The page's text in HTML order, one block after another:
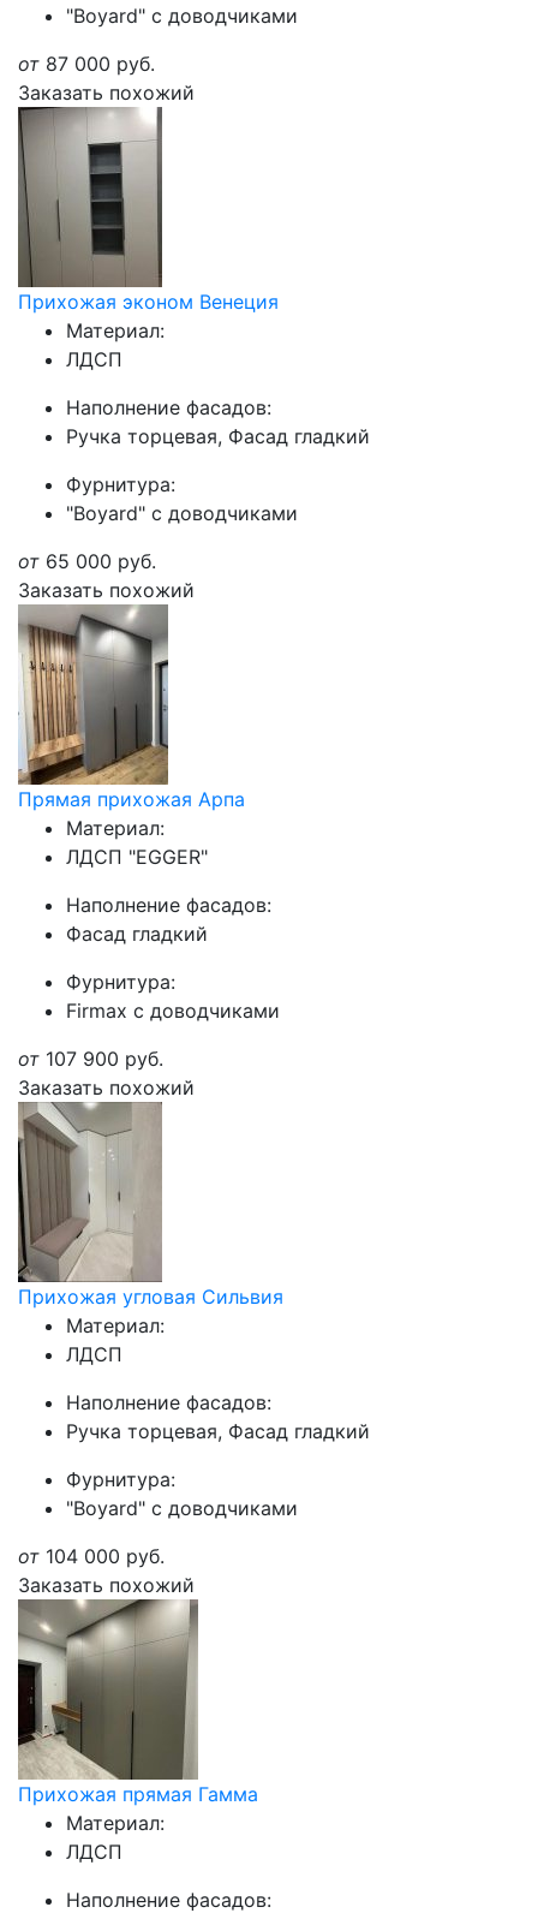
"Boyard" с доводчиками
от 87 000 руб.
Заказать похожий
Прихожая эконом Венеция
Материал:
ЛДСП
Наполнение фасадов:
Ручка торцевая, Фасад гладкий
Фурнитура:
"Boyard" с доводчиками
от 65 000 руб.
Заказать похожий
Прямая прихожая Арпа
Материал:
ЛДСП "EGGER"
Наполнение фасадов:
Фасад гладкий
Фурнитура:
Firmax с доводчиками
от 107 900 руб.
Заказать похожий
Прихожая угловая Сильвия
Материал:
ЛДСП
Наполнение фасадов:
Ручка торцевая, Фасад гладкий
Фурнитура:
"Boyard" с доводчиками
от 104 000 руб.
Заказать похожий
Прихожая прямая Гамма
Материал:
ЛДСП
Наполнение фасадов: